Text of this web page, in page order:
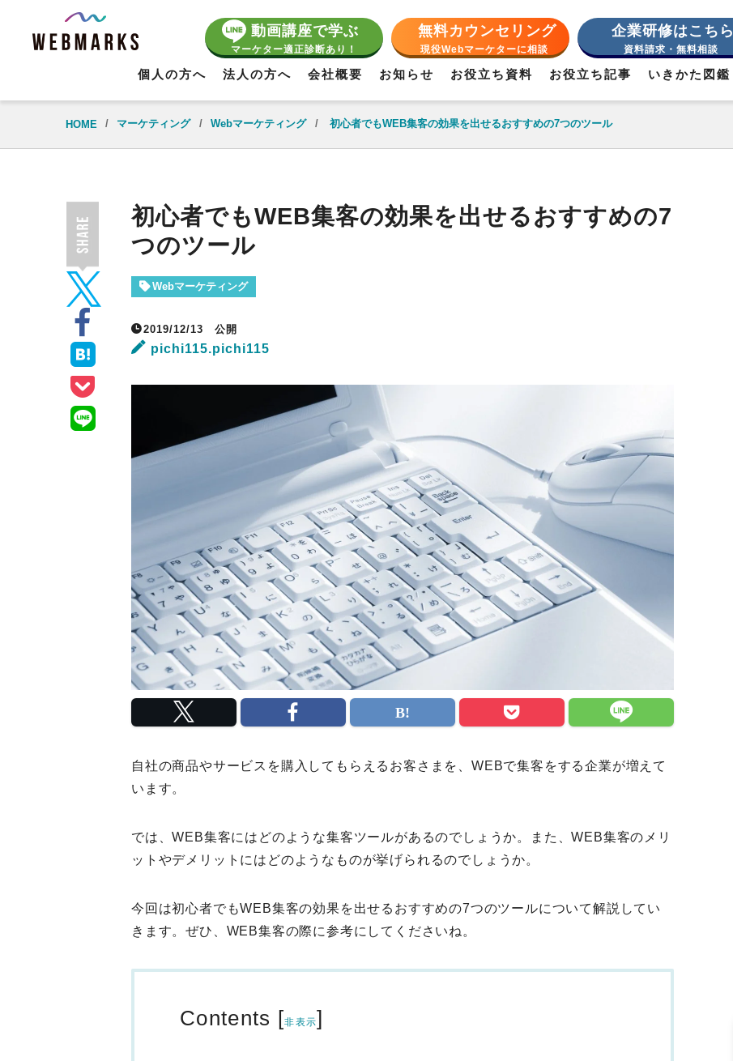
動画講座で学ぶ
マーケター適正診断あり！
無料カウンセリング
現役Webマーケターに相談
企業研修はこちら
資料請求・無料相談
個人の方へ 法人の方へ 会社概要 お知らせ お役立ち資料 お役立ち記事 いきかた図鑑
HOME / マーケティング / Webマーケティング / 初心者でもWEB集客の効果を出せるおすすめの7つのツール
初心者でもWEB集客の効果を出せるおすすめの7
つのツール
Webマーケティング
2019/12/13 公開
pichi115.pichi115
自社の商品やサービスを購入してもらえるお客さまを、WEBで集客をする企業が増えて
います。
では、WEB集客にはどのような集客ツールがあるのでしょうか。また、WEB集客のメリ
ットやデメリットにはどのようなものが挙げられるのでしょうか。
今回は初心者でもWEB集客の効果を出せるおすすめの7つのツールについて解説してい
きます。ぜひ、WEB集客の際に参考にしてくださいね。
Contents [非表示]